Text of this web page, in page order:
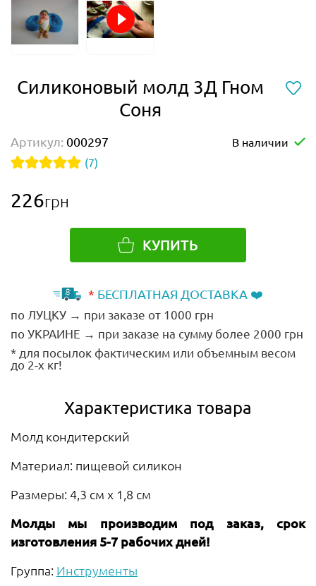
Силиконовый молд 3Д Гном
Соня
Артикул: 000297
В наличии
(7)
226грн
КУПИТЬ
* БЕСПЛАТНАЯ ДОСТАВКА ❤️
по ЛУЦКУ → при заказе от 1000 грн
по УКРАИНЕ → при заказе на сумму более 2000 грн
* для посылок фактическим или объемным весом
до 2-х кг!
Характеристика товара
Молд кондитерский
Материал: пищевой силикон
Размеры: 4,3 см х 1,8 см
Молды мы производим под заказ, срок
изготовления 5-7 рабочих дней!
Группа: Инструменты